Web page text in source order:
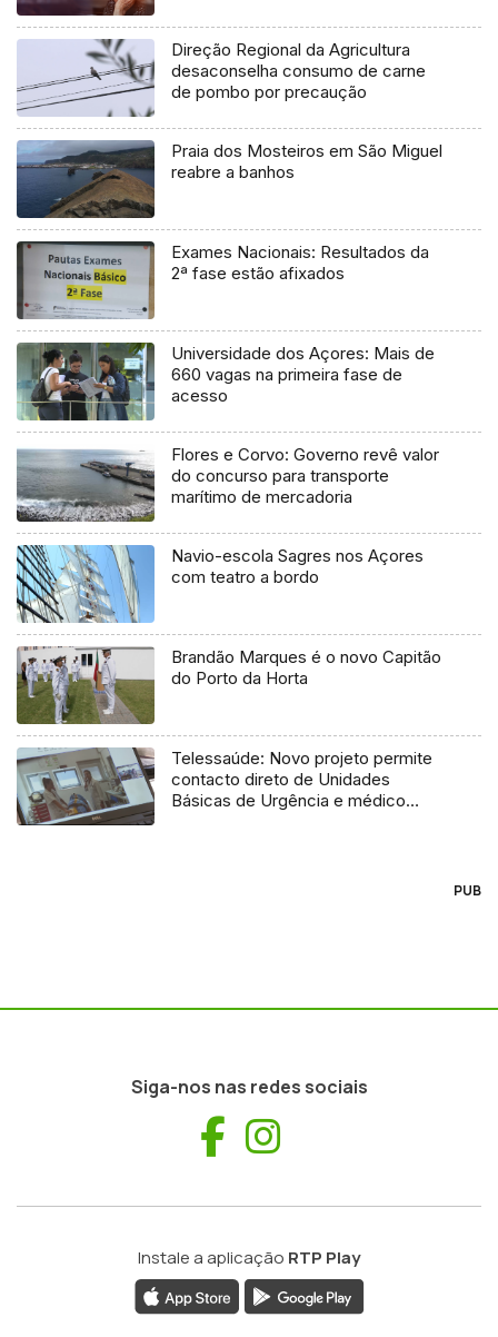
Direção Regional da Agricultura
desaconselha consumo de carne
de pombo por precaução
Praia dos Mosteiros em São Miguel
reabre a banhos
Exames Nacionais: Resultados da
2ª fase estão afixados
Universidade dos Açores: Mais de
660 vagas na primeira fase de
acesso
Flores e Corvo: Governo revê valor
do concurso para transporte
marítimo de mercadoria
Navio-escola Sagres nos Açores
com teatro a bordo
Brandão Marques é o novo Capitão
do Porto da Horta
Telessaúde: Novo projeto permite
contacto direto de Unidades
Básicas de Urgência e médico
PUB
Siga-nos nas redes sociais
Facebook
Instale a aplicação RTP Play